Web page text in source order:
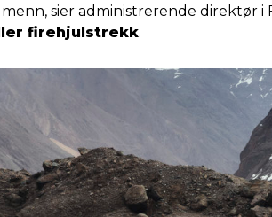
sier administrerende direktør i
firehjulstrekk.